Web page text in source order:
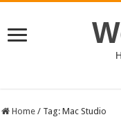
Home / Tag:Mac Studio